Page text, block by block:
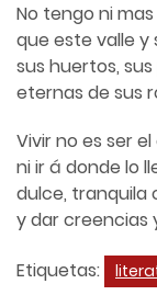
No tengo ni
que este valle y
sus huertos,
eternas de sus
Vivir no es ser
ni ir á donde lo
dulce, tranquila
y dar creencias
Etiquetas: